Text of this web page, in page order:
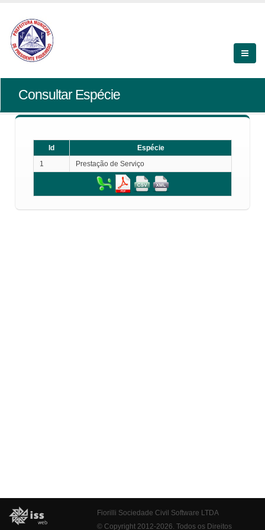
Consultar Espécie
Id
Espécie
1
Prestação de Serviço
Fiorilli Sociedade Civil Software LTDA
© Copyright 2012-2026. Todos os Direitos